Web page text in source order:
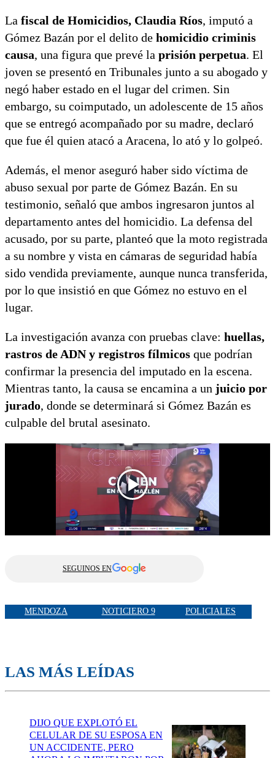
La fiscal de Homicidios, Claudia Ríos, imputó a
Gómez Bazán por el delito de homicidio criminis
causa, una figura que prevé la prisión perpetua. El
joven se presentó en Tribunales junto a su abogado y
negó haber estado en el lugar del crimen. Sin
embargo, su coimputado, un adolescente de 15 años
que se entregó acompañado por su madre, declaró
que fue él quien atacó a Aracena, lo ató y lo golpeó.
Además, el menor aseguró haber sido víctima de
abuso sexual por parte de Gómez Bazán. En su
testimonio, señaló que ambos ingresaron juntos al
departamento antes del homicidio. La defensa del
acusado, por su parte, planteó que la moto registrada
a su nombre y vista en cámaras de seguridad había
sido vendida previamente, aunque nunca transferida,
por lo que insistió en que Gómez no estuvo en el
lugar.
La investigación avanza con pruebas clave: huellas,
rastros de ADN y registros fílmicos que podrían
confirmar la presencia del imputado en la escena.
Mientras tanto, la causa se encamina a un juicio por
jurado, donde se determinará si Gómez Bazán es
culpable del brutal asesinato.
SEGUINOS EN
MENDOZA NOTICIERO 9 POLICIALES
LAS MÁS LEÍDAS
DIJO QUE EXPLOTÓ EL
CELULAR DE SU ESPOSA EN
UN ACCIDENTE, PERO